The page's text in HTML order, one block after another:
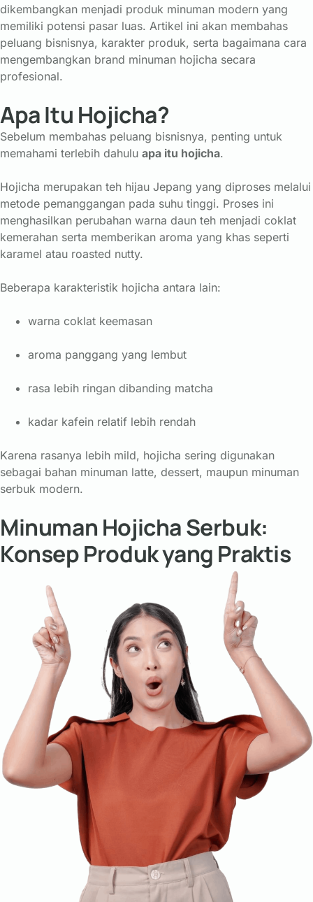
dikembangkan menjadi produk minuman modern yang
memiliki potensi pasar luas. Artikel ini akan membahas
peluang bisnisnya, karakter produk, serta bagaimana cara
mengembangkan brand minuman hojicha secara
profesional.
Apa Itu Hojicha?
Sebelum membahas peluang bisnisnya, penting untuk
memahami terlebih dahulu apa itu hojicha.
Hojicha merupakan teh hijau Jepang yang diproses melalui
metode pemanggangan pada suhu tinggi. Proses ini
menghasilkan perubahan warna daun teh menjadi coklat
kemerahan serta memberikan aroma yang khas seperti
karamel atau roasted nutty.
Beberapa karakteristik hojicha antara lain:
warna coklat keemasan
aroma panggang yang lembut
rasa lebih ringan dibanding matcha
kadar kafein relatif lebih rendah
Karena rasanya lebih mild, hojicha sering digunakan
sebagai bahan minuman latte, dessert, maupun minuman
serbuk modern.
Minuman Hojicha Serbuk:
Konsep Produk yang Praktis